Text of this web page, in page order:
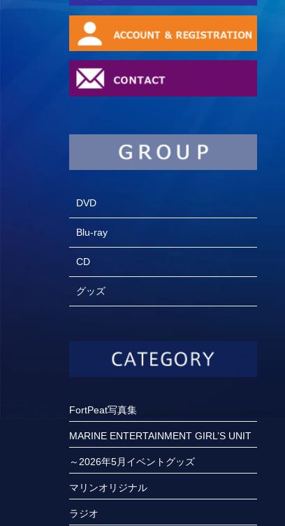
DVD
Blu-ray
CD
グッズ
FortPeat写真集
MARINE ENTERTAINMENT GIRL’S UNIT
～2026年5月イベントグッズ
マリンオリジナル
ラジオ